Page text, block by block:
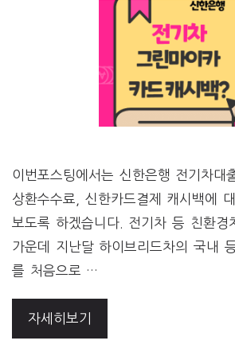
이번포스팅에서는 신한은행 전기차대
상환수수료, 신한카드결제 캐시백에
보도록 하겠습니다. 전기차 등 친환경
가운데 지난달 하이브리드차의 국내
를 처음으로 …
자세히보기